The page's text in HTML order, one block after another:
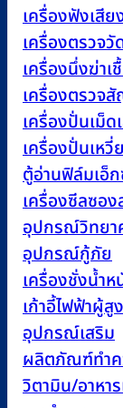
เครื่องฟังเสี
เครื่องตรวจวั
เครื่องนึ่งฆ่า
เครื่องตรวจ
เครื่องปั่นเม็
เครื่องปั่นเห
ตู้อ่านฟิล์มเอ็
เครื่องซีลซอ
อุปกรณ์วิทยา
อุปกรณ์กู้ภัย
เครื่องชั่งน้ำ
เก้าอี้ไฟฟ้าผู้สู
อุปกรณ์เสริม
ผลิตภัณฑ์ทำค
วิตามิน/อาหา